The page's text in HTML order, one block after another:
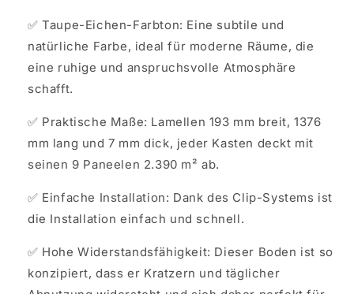
✅ Taupe-Eichen-Farbton: Eine subtile und
natürliche Farbe, ideal für moderne Räume, die
eine ruhige und anspruchsvolle Atmosphäre
schafft.
✅ Praktische Maße: Lamellen 193 mm breit, 1376
mm lang und 7 mm dick, jeder Kasten deckt mit
seinen 9 Paneelen 2.390 m² ab.
✅ Einfache Installation: Dank des Clip-Systems ist
die Installation einfach und schnell.
✅ Hohe Widerstandsfähigkeit: Dieser Boden ist so
konzipiert, dass er Kratzern und täglicher